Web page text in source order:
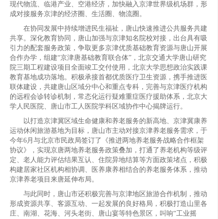
现代物流、临港产业、空港经济，加快融入京津世界级机场群，形
成对接服务京津的经济圈、生活圈、物流圈。
在协同发展中持续增进民生福祉，唐山快速推进公共服务共建
共享。深化教育协同，唐山加强与京津知名院校对接，出台具有吸
引力的配套服务政策，争取更多京津优质基础教育资源与唐山开展
合作办学，组建“京津唐基础教育联合体”，北京交通大学唐山研究
院三期工程建设项目全面竣工交付使用，北京大学思想政治实践课
教育基地成功落地。积极承接首都优质医疗卫生资源，携手推进医
联体建设，共建唐山区域分中心和重点专科，完善与京津医疗机构
的远程会诊转诊机制，常态化运行疑难重症医疗援助体系，北京大
学人民医院、唐山市工人医院学科区域协作中心揭牌运行。
以打造京津冀区域生命健康和养老服务的新高地、京津冀康养
运动休闲旅游基地为目标，唐山市主动对接京津养老服务需求，于
今年6月与北京市民政局签订了《推进两地养老服务战略合作框架
协议》，实现京唐两地养老服务政策叠加，打通了养老机构等级评
定、老人能力评估结果互认、住院异地结算等方面政策堵点，积极
构建居家社区机构相协调、医养康养相结合的养老服务体系，推动
京津养老项目来唐延伸布局。
与此同时，唐山市还积极完善与京津地区旅游合作机制，推动
形成资源共享、客源互动、一起发展的良好格局，积极打造山里各
庄、南湖、花海、河头老街、唐山宴等特色景区，叫响“工业摇